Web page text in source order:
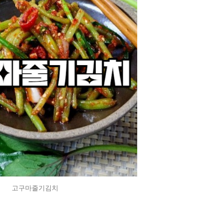
고구마줄기김치